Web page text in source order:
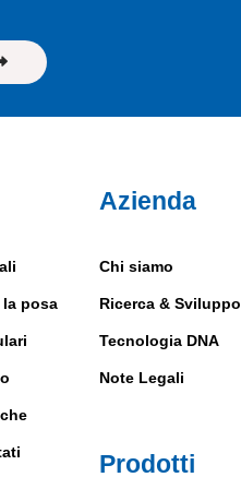
la posa
Azienda
Chi siamo
Ricerca & Sviluppo
Tecnologia DNA
Note Legali
Prodotti